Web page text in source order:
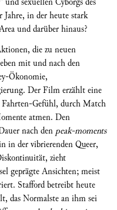
in der heute stark
und darüber hinaus?
die zu neuen
mit und nach den
Ökonomie,
Der Film erzählt eine
Gefühl, durch Match
atmen. Den
nach den peak-moments
in der vibrierenden Queer,
zieht
geprägte Ansichten; meist
Stafford betreibt heute
das Normalste an ihm sei